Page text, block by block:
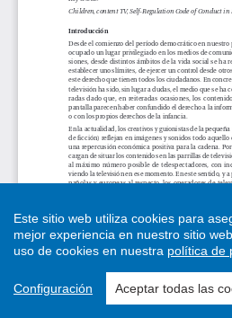
Este sitio web utiliza cookies para
mejor experiencia en nuestro sitio web.
uso de cookies en nuestra política de
Configuración Aceptar todas las